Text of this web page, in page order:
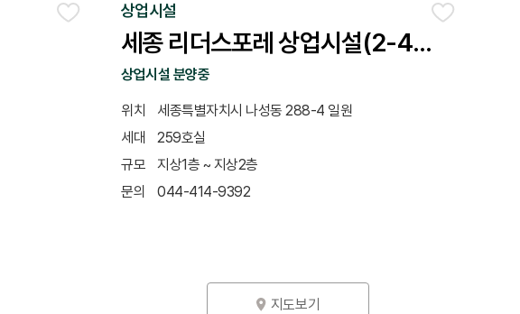
좋아요
상업시설
세종 리더스포레 상업시설(2-4
P4)
상업시설 분양중
좋아요
위치
세종특별자치시 나성동 288-4 일원
세대
259호실
규모
지상1층 ~ 지상2층
문의
044-414-9392
지도보기